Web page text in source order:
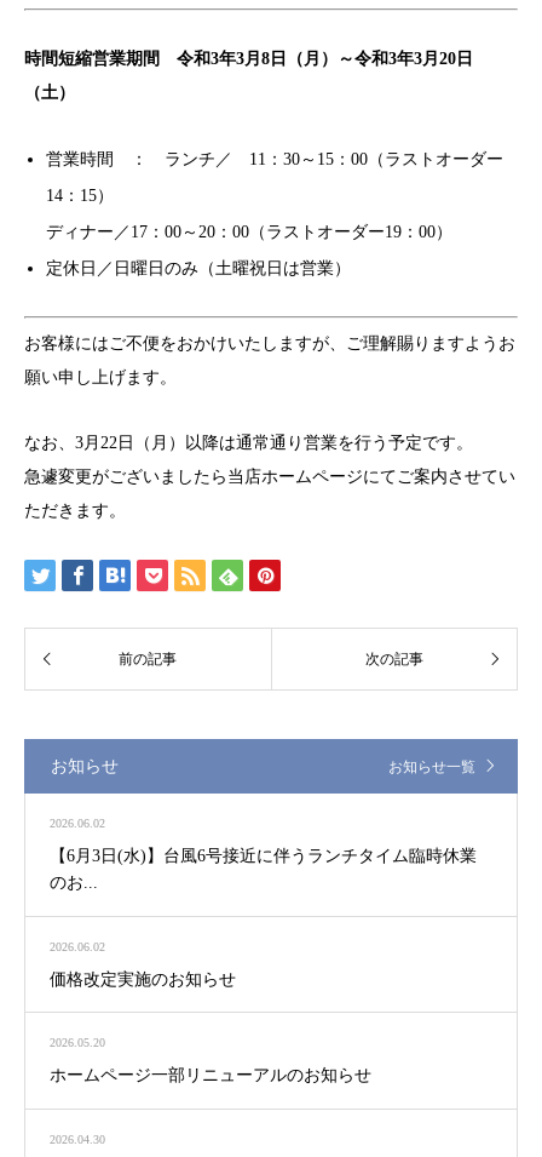
時間短縮営業期間 令和3年3月8日（月）～令和3年3月20日
（土）
営業時間 ： ランチ／ 11：30～15：00（ラストオーダー
14：15）
ディナー／17：00～20：00（ラストオーダー19：00）
定休日／日曜日のみ（土曜祝日は営業）
お客様にはご不便をおかけいたしますが、ご理解賜りますようお
願い申し上げます。
なお、3月22日（月）以降は通常通り営業を行う予定です。
急遽変更がございましたら当店ホームページにてご案内させてい
ただきます。
お知らせ お知らせ一覧
2026.06.02
【6月3日(水)】台風6号接近に伴うランチタイム臨時休業
のお...
2026.06.02
価格改定実施のお知らせ
2026.05.20
ホームページ一部リニューアルのお知らせ
2026.04.30